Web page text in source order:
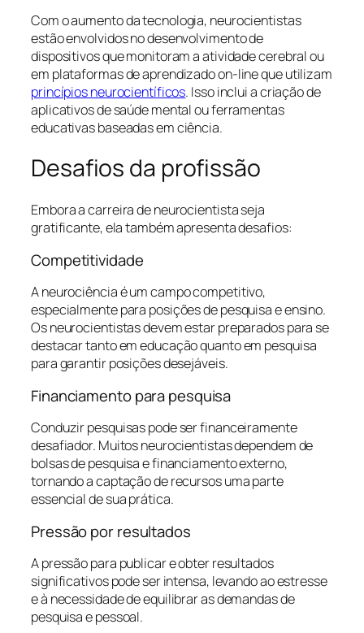
Com o aumento da tecnologia, neurocientistas
estão envolvidos no desenvolvimento de
dispositivos que monitoram a atividade cerebral ou
em plataformas de aprendizado on-line que utilizam
princípios neurocientíficos. Isso inclui a criação de
aplicativos de saúde mental ou ferramentas
educativas baseadas em ciência.
Desafios da profissão
Embora a carreira de neurocientista seja
gratificante, ela também apresenta desafios:
Competitividade
A neurociência é um campo competitivo,
especialmente para posições de pesquisa e ensino.
Os neurocientistas devem estar preparados para se
destacar tanto em educação quanto em pesquisa
para garantir posições desejáveis.
Financiamento para pesquisa
Conduzir pesquisas pode ser financeiramente
desafiador. Muitos neurocientistas dependem de
bolsas de pesquisa e financiamento externo,
tornando a captação de recursos uma parte
essencial de sua prática.
Pressão por resultados
A pressão para publicar e obter resultados
significativos pode ser intensa, levando ao estresse
e à necessidade de equilibrar as demandas de
pesquisa e pessoal.